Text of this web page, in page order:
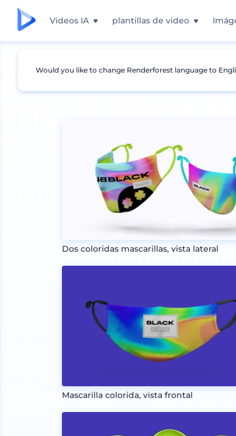
Videos IA plantillas de video
Mockups Ropa Otros Mockups de
Dos coloridas mascarillas, vista lateral
Mascarilla colorida, vista frontal
Would you like to change Renderforest language to